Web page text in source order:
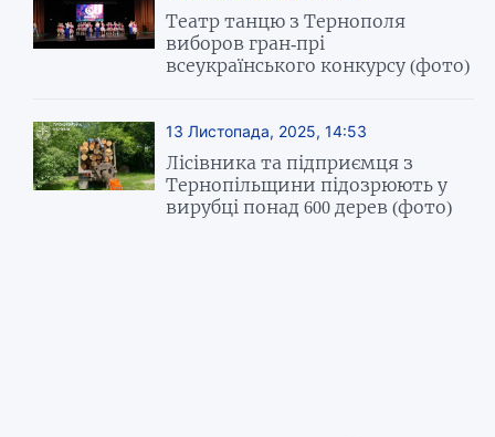
Театр танцю з Тернополя
виборов гран-прі
всеукраїнського конкурсу (фото)
13 Листопада, 2025, 14:53
Лісівника та підприємця з
Тернопільщини підозрюють у
вирубці понад 600 дерев (фото)